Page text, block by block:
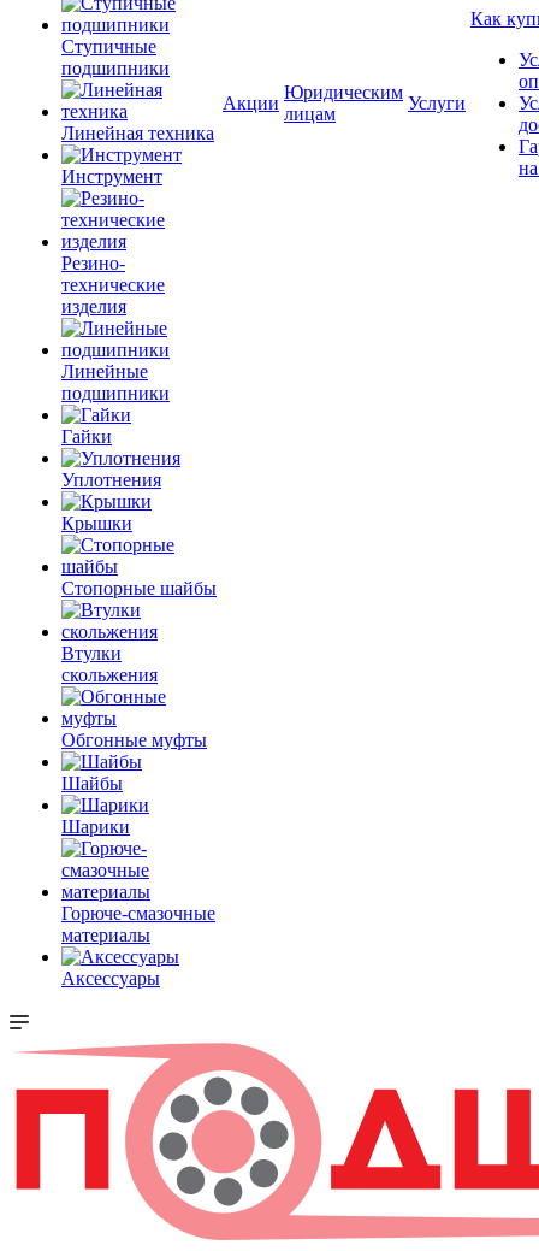
Ступичные
подшипники
Линейная техника
Инструмент
Резино-
технические
изделия
Линейные
подшипники
Гайки
Уплотнения
Крышки
Стопорные шайбы
Втулки
скольжения
Обгонные муфты
Шайбы
Шарики
Горюче-смазочные
материалы
Аксессуары
Акции
Юридическим
лицам
Услуги
Как